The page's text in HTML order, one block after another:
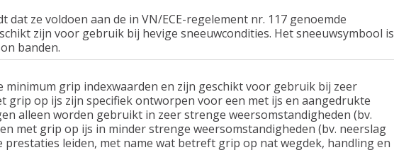
ze voldoen aan de in VN/ECE-regelement nr. 117 genoemde
zijn voor gebruik bij hevige sneeuwcondities. Het sneeuwsymbool is
banden.
minimum grip indexwaarden en zijn geschikt voor gebruik bij zeer
grip op ijs zijn specifiek ontworpen voor een met ijs en aangedrukte
alleen worden gebruikt in zeer strenge weersomstandigheden (bv.
met grip op ijs in minder strenge weersomstandigheden (bv. neerslag
leiden, met name wat betreft grip op nat wegdek, handling en